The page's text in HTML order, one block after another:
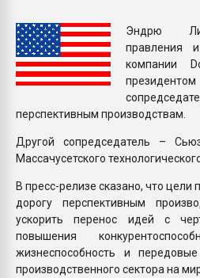
Эндрю
правления
компании
перспективным производствам.
Другой сопредседатель –
Массачусетского
В пресс-релизе сказано, что цели
дорогу перспективным
ускорить перенос идей с
повышения
жизнеспособность и
производственного сектора на